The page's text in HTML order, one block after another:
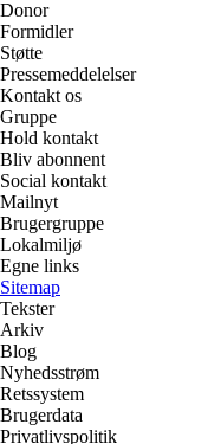
Donor
Formidler
Støtte
Pressemeddelelser
Kontakt os
Gruppe
Hold kontakt
Bliv abonnent
Social kontakt
Mailnyt
Brugergruppe
Lokalmiljø
Egne links
Sitemap
Tekster
Arkiv
Blog
Nyhedsstrøm
Retssystem
Brugerdata
Privatlivspolitik